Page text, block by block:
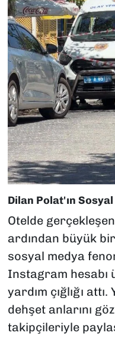
Dilan Polat'ın Sosyal
Otelde
ardından büyük
sosyal medya
Instagram hesabı
yardım çığlığı
dehşet anlarını
takipçileriyle